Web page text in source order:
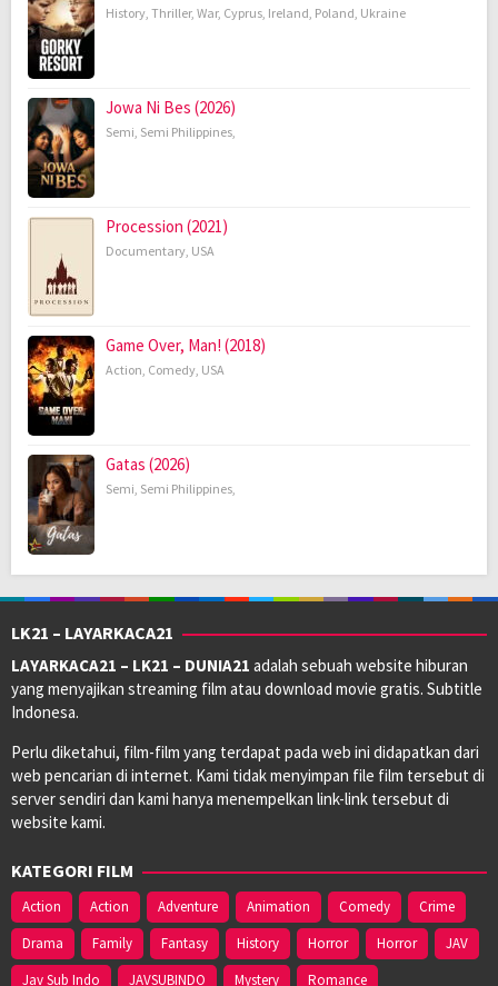
History Thriller, War, Cyprus Ireland Poland Ukraine
Jowa Ni Bes (2026)
Semi Semi Philippines
Procession (2021)
Documentary USA
Game Over, Man! (2018)
Action Comedy USA
Gatas (2026)
Semi Semi Philippines
LK21 – LAYARKACA21
LAYARKACA21 – LK21 – DUNIA21 adalah sebuah website hiburan
yang menyajikan streaming film atau download movie gratis. Subtitle
Indonesa.
Perlu diketahui, film-film yang terdapat pada web ini didapatkan dari
web pencarian di internet. Kami tidak menyimpan file film tersebut di
server sendiri dan kami hanya menempelkan link-link tersebut di
website kami.
KATEGORI FILM
Action Action Adventure Animation Comedy
Crime
Drama
Family Fantasy History Horror Horror
JAV
Jav Sub Indo
JAVSUBINDO Mystery Romance